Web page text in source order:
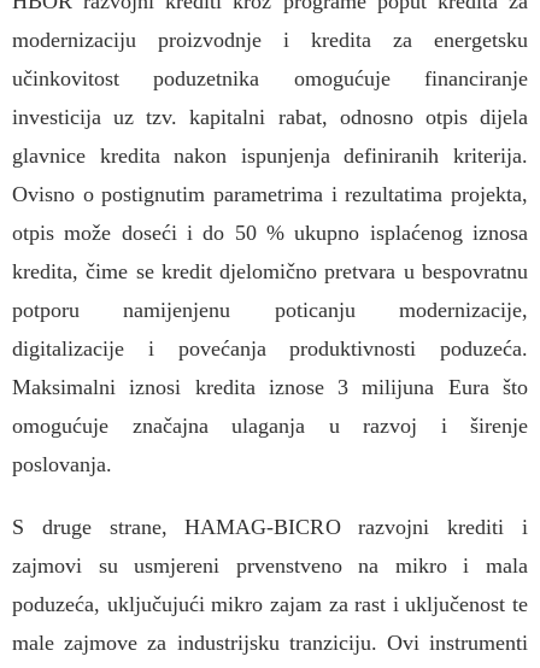
modernizaciju proizvodnje i kredita za energetsku
učinkovitost poduzetnika omogućuje financiranje
investicija uz tzv. kapitalni rabat, odnosno otpis dijela
glavnice kredita nakon ispunjenja definiranih kriterija.
Ovisno o postignutim parametrima i rezultatima projekta,
otpis može doseći i do 50 % ukupno isplaćenog iznosa
kredita, čime se kredit djelomično pretvara u bespovratnu
potporu namijenjenu poticanju modernizacije,
digitalizacije i povećanja produktivnosti poduzeća.
Maksimalni iznosi kredita iznose 3 milijuna Eura što
omogućuje značajna ulaganja u razvoj i širenje
poslovanja.
S druge strane, HAMAG-BICRO razvojni krediti i
zajmovi su usmjereni prvenstveno na mikro i mala
poduzeća, uključujući mikro zajam za rast i uključenost te
male zajmove za industrijsku tranziciju. Ovi instrumenti